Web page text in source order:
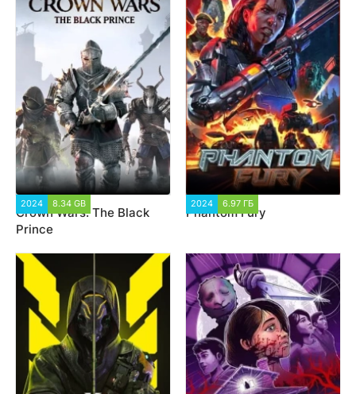
2024 8.34 GB
Crown Wars: The Black
Prince
2024 6.97 ГБ
Phantom Fury